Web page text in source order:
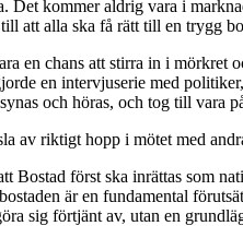
Det kommer aldrig vara i
att alla ska få rätt till en trygg
en chans att stirra in i
en intervjuserie med
och höras, och tog till vara
av riktigt hopp i mötet med
Bostad först ska inrättas som
är en fundamental
sig förtjänt av, utan en